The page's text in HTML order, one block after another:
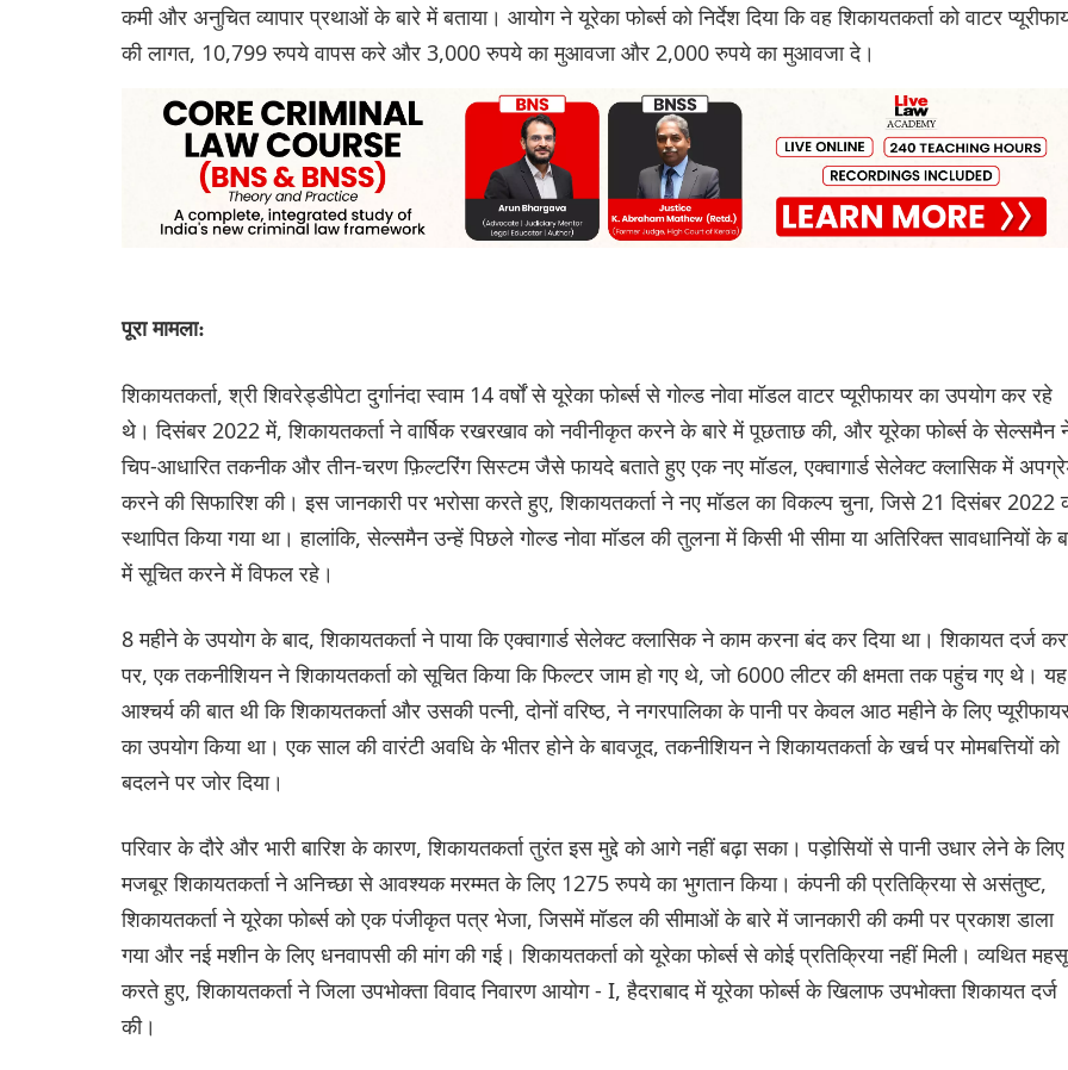
कमी और अनुचित व्यापार प्रथाओं के बारे में बताया। आयोग ने यूरेका फोर्ब्स को निर्देश दिया कि वह शिकायतकर्ता को वाटर
की लागत, 10,799 रुपये वापस करे और 3,000 रुपये का मुआवजा और 2,000 रुपये का मुआवजा दे।
पूरा मामला:
शिकायतकर्ता, श्री शिवरेड्डीपेटा दुर्गानंदा स्वाम 14 वर्षों से यूरेका फोर्ब्स से गोल्ड नोवा मॉडल वाटर प्यूरीफायर का उपयोग कर रहे
थे। दिसंबर 2022 में, शिकायतकर्ता ने वार्षिक रखरखाव को नवीनीकृत करने के बारे में पूछताछ की, और यूरेका फोर्ब्स के सेल्समैन
चिप-आधारित तकनीक और तीन-चरण फ़िल्टरिंग सिस्टम जैसे फायदे बताते हुए एक नए मॉडल, एक्वागार्ड सेलेक्ट क्लासिक में
करने की सिफारिश की। इस जानकारी पर भरोसा करते हुए, शिकायतकर्ता ने नए मॉडल का विकल्प चुना, जिसे 21 दिसंबर 2022
स्थापित किया गया था। हालांकि, सेल्समैन उन्हें पिछले गोल्ड नोवा मॉडल की तुलना में किसी भी सीमा या अतिरिक्त सावधानियों के
में सूचित करने में विफल रहे।
8 महीने के उपयोग के बाद, शिकायतकर्ता ने पाया कि एक्वागार्ड सेलेक्ट क्लासिक ने काम करना बंद कर दिया था। शिकायत दर्ज
पर, एक तकनीशियन ने शिकायतकर्ता को सूचित किया कि फिल्टर जाम हो गए थे, जो 6000 लीटर की क्षमता तक पहुंच गए थे। यह
आश्चर्य की बात थी कि शिकायतकर्ता और उसकी पत्नी, दोनों वरिष्ठ, ने नगरपालिका के पानी पर केवल आठ महीने के लिए
का उपयोग किया था। एक साल की वारंटी अवधि के भीतर होने के बावजूद, तकनीशियन ने शिकायतकर्ता के खर्च पर मोमबत्तियों को
बदलने पर जोर दिया।
परिवार के दौरे और भारी बारिश के कारण, शिकायतकर्ता तुरंत इस मुद्दे को आगे नहीं बढ़ा सका। पड़ोसियों से पानी उधार लेने के लिए
मजबूर शिकायतकर्ता ने अनिच्छा से आवश्यक मरम्मत के लिए 1275 रुपये का भुगतान किया। कंपनी की प्रतिक्रिया से असंतुष्ट,
शिकायतकर्ता ने यूरेका फोर्ब्स को एक पंजीकृत पत्र भेजा, जिसमें मॉडल की सीमाओं के बारे में जानकारी की कमी पर प्रकाश डाला
गया और नई मशीन के लिए धनवापसी की मांग की गई। शिकायतकर्ता को यूरेका फोर्ब्स से कोई प्रतिक्रिया नहीं मिली। व्यथित
करते हुए, शिकायतकर्ता ने जिला उपभोक्ता विवाद निवारण आयोग - I, हैदराबाद में यूरेका फोर्ब्स के खिलाफ उपभोक्ता शिकायत दर्ज
की।